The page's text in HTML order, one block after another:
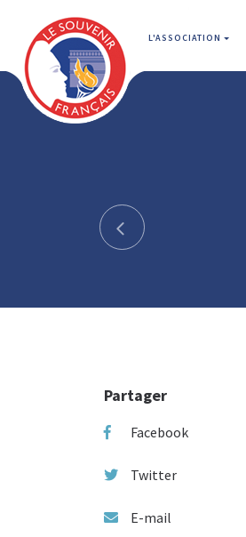
L'ASSOCIATION
Partager
Facebook
Twitter
E-mail